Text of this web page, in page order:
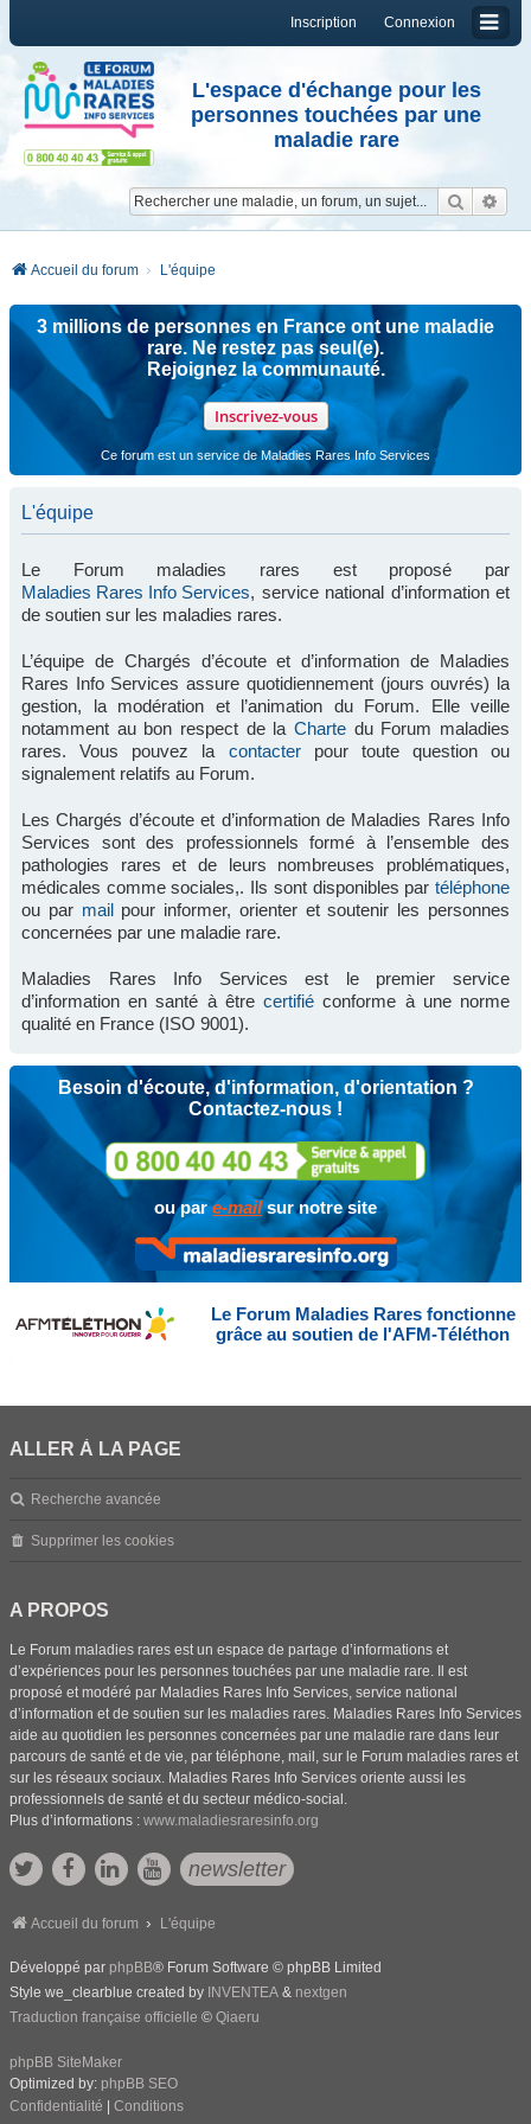
Connexion
Inscription
L'espace d'échange pour les
personnes touchées par une
maladie rare
Accueil du forum L'équipe
3 millions de personnes en France ont une maladie
rare. Ne restez pas seul(e).
Rejoignez la communauté.
Inscrivez-vous
Ce forum est un service de Maladies Rares Info Services
L'équipe
Le Forum maladies rares est proposé par
Maladies Rares Info Services, service national d’information et
de soutien sur les maladies rares.
L’équipe de Chargés d’écoute et d’information de Maladies
Rares Info Services assure quotidiennement (jours ouvrés) la
gestion, la modération et l’animation du Forum. Elle veille
notamment au bon respect de la Charte du Forum maladies
rares. Vous pouvez la contacterpour toute question ou
signalement relatifs au Forum.
Les Chargés d’écoute et d’information de Maladies Rares Info
Services sont des professionnels formé à l’ensemble des
pathologies rares et de leurs nombreuses problématiques,
médicales comme sociales,. Ils sont disponibles par téléphone
ou par mailpour informer, orienter et soutenir les personnes
concernées par une maladie rare.
Maladies Rares Info Services est le premier service
d’information en santé à êtrecertifié conforme à une norme
qualité en France (ISO 9001).
Besoin d'écoute, d'information, d'orientation ?
Contactez-nous !
ou pare-mailsur notre site
Le Forum Maladies Rares fonctionne
grâce au soutien de l'AFM-Téléthon
ALLER À LA PAGE
Recherche avancée
Supprimer les cookies
A PROPOS
Le Forum maladies rares est un espace de partage d’informations et
d’expériences pour les personnes touchées par une maladie rare. Il est
proposé et modéré par Maladies Rares Info Services, service national
d’information et de soutien sur les maladies rares. Maladies Rares Info Services
aide au quotidien les personnes concernées par une maladie rare dans leur
parcours de santé et de vie, par téléphone, mail, sur le Forum maladies rares et
sur les réseaux sociaux. Maladies Rares Info Services oriente aussi les
professionnels de santé et du secteur médico-social.
Plus d’informations : www.maladiesraresinfo.org
newsletter
Accueil du forum L'équipe
Développé par phpBB® Forum Software © phpBB Limited
Style we_clearblue created by INVENTEA & nextgen
Traduction française officielle © Qiaeru
phpBB SiteMaker
Optimized by: phpBB SEO
Confidentialité
Conditions